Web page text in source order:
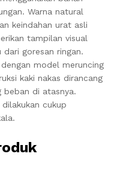
Warna natural
keindahan urat asli
tampilan visual
goresan ringan.
model meruncing
kaki nakas dirancang
beban di atasnya.
cukup